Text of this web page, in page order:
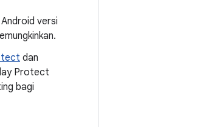
versi
dan
Protect
bagi